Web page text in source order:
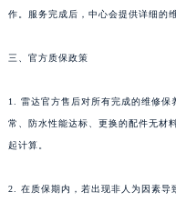
作。服务完成后，中心会提供详细的
三、官方质保政策
1. 雷达官方售后对所有完成的维修保
常、防水性能达标、更换的配件无材
起计算。
2. 在质保期内，若出现非人为因素导